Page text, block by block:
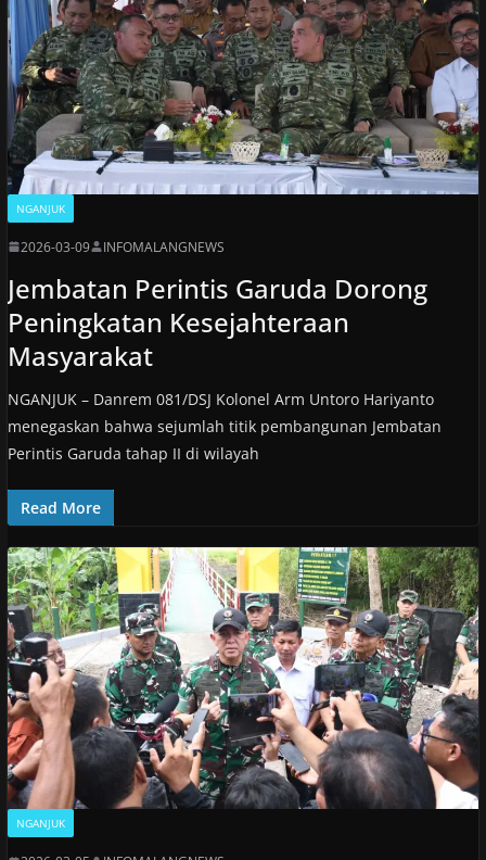
NGANJUK
2026-03-09 INFOMALANGNEWS
Jembatan Perintis Garuda Dorong
Peningkatan Kesejahteraan
Masyarakat
NGANJUK – Danrem 081/DSJ Kolonel Arm Untoro Hariyanto
menegaskan bahwa sejumlah titik pembangunan Jembatan
Perintis Garuda tahap II di wilayah
Read More
NGANJUK